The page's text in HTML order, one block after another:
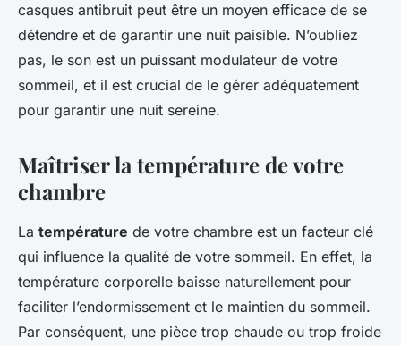
casques antibruit peut être un moyen efficace de se
détendre et de garantir une nuit paisible. N’oubliez
pas, le son est un puissant modulateur de votre
sommeil, et il est crucial de le gérer adéquatement
pour garantir une nuit sereine.
Maîtriser la température de votre
chambre
La température de votre chambre est un facteur clé
qui influence la qualité de votre sommeil. En effet, la
température corporelle baisse naturellement pour
faciliter l’endormissement et le maintien du sommeil.
Par conséquent, une pièce trop chaude ou trop froide